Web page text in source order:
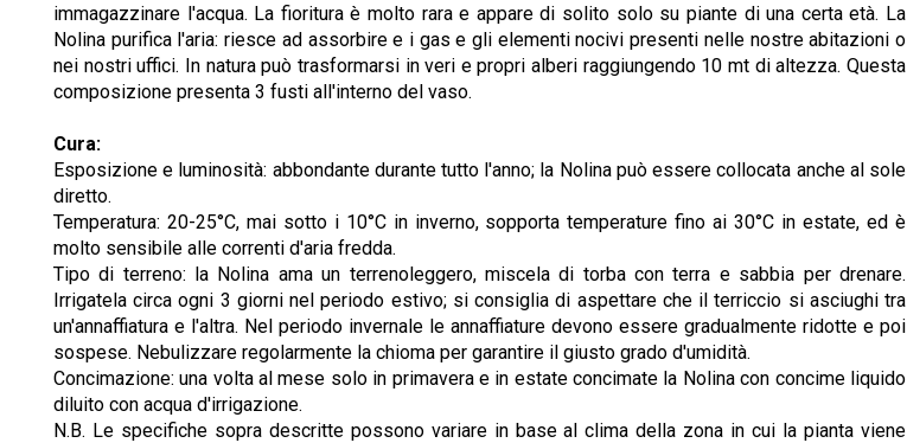
immagazzinare l'acqua. La fioritura è molto rara e appare di solito solo su piante di una certa età. La
Nolina purifica l'aria: riesce ad assorbire e i gas e gli elementi nocivi presenti nelle nostre abitazioni o
nei nostri uffici. In natura può trasformarsi in veri e propri alberi raggiungendo 10 mt di altezza. Questa
composizione presenta 3 fusti all'interno del vaso.
Cura:
Esposizione e luminosità: abbondante durante tutto l'anno; la Nolina può essere collocata anche al sole
diretto.
Temperatura: 20-25°C, mai sotto i 10°C in inverno, sopporta temperature fino ai 30°C in estate, ed è
molto sensibile alle correnti d'aria fredda.
Tipo di terreno: la Nolina ama un terrenoleggero, miscela di torba con terra e sabbia per drenare.
Irrigatela circa ogni 3 giorni nel periodo estivo; si consiglia di aspettare che il terriccio si asciughi tra
un'annaffiatura e l'altra. Nel periodo invernale le annaffiature devono essere gradualmente ridotte e poi
sospese. Nebulizzare regolarmente la chioma per garantire il giusto grado d'umidità.
Concimazione: una volta al mese solo in primavera e in estate concimate la Nolina con concime liquido
diluito con acqua d'irrigazione.
N.B. Le specifiche sopra descritte possono variare in base al clima della zona in cui la pianta viene